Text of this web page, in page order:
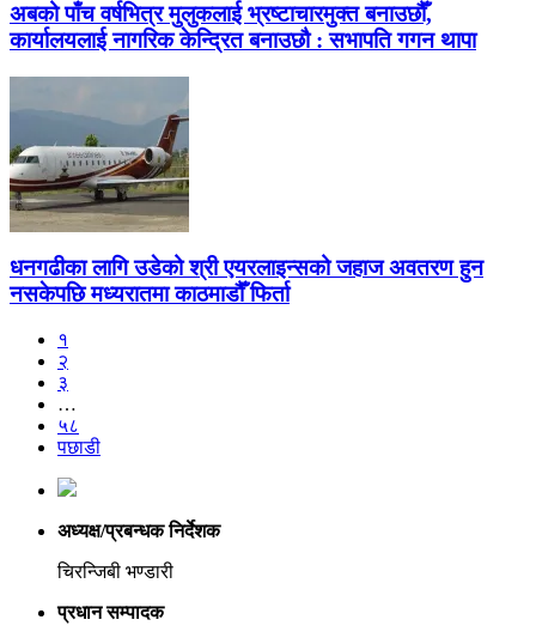
अबको पाँच वर्षभित्र मुलुकलाई भ्रष्टाचारमुक्त बनाउछौँ,
कार्यालयलाई नागरिक केन्द्रित बनाउछौ : सभापति गगन थापा
धनगढीका लागि उडेको श्री एयरलाइन्सको जहाज अवतरण हुन
नसकेपछि मध्यरातमा काठमाडौँ फिर्ता
१
२
३
…
५८
पछाडी
अध्यक्ष/प्रबन्धक निर्देशक
चिरन्जिबी भण्डारी
प्रधान सम्पादक